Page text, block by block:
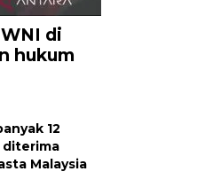
di
hukum
12
diterima
Malaysia